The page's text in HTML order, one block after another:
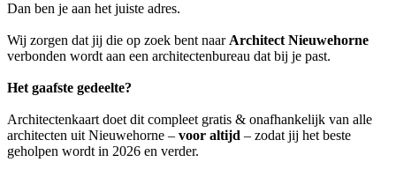
Dan ben je aan het juiste adres.
Wij zorgen dat jij die op zoek bent naar Architect Nieuwehorne
verbonden wordt aan een architectenbureau dat bij je past.
Het gaafste gedeelte?
Architectenkaart doet dit compleet gratis & onafhankelijk van alle
architecten uit Nieuwehorne – voor altijd – zodat jij het beste
geholpen wordt in 2026 en verder.